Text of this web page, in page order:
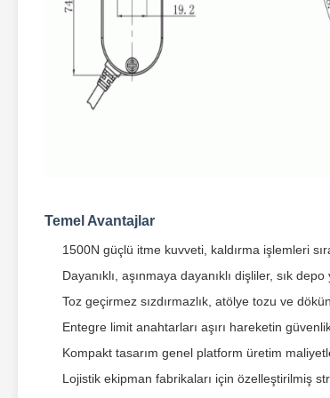
Temel Avantajlar
1500N güçlü itme kuvveti, kaldırma işlemleri
Dayanıklı, aşınmaya dayanıklı dişliler, sık
Toz geçirmez sızdırmazlık, atölye tozu ve
Entegre limit anahtarları aşırı hareketin
Kompakt tasarım genel platform üretim
Lojistik ekipman fabrikaları için özelleştirilmiş